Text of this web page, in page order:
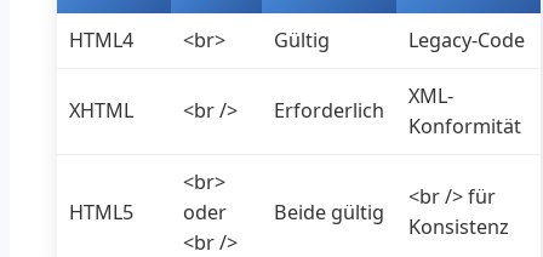
HTML4 <br> Gültig Legacy-Code
XHTML <br /> Erforderlich
XML-
Konformität
HTML5
<br>
oder
<br />
Beide gültig
<br /> für
Konsistenz